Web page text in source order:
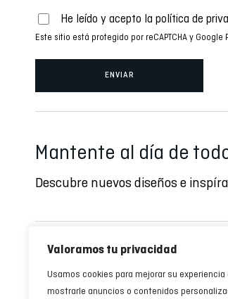
Valoramos tu privacidad
Usamos cookies para mejorar su experiencia
mostrarle anuncios o contenidos
He leído y acepto la política de
Este sitio está protegido por reCAPTCHA y Google
Mantente al día de
Descubre nuevos diseños e
Tallas